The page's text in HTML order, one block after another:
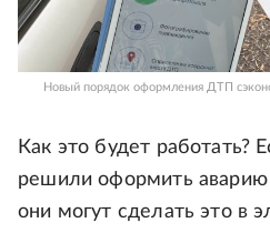
Новый порядок оформления ДТП
Как это будет работать?
решили оформить аварию
они могут сделать это в